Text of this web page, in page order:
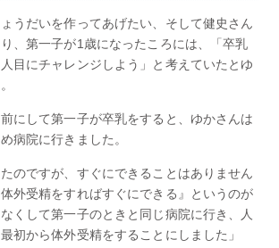
うだいを作ってあげたい、そして健史さん
、第一子が1歳になったころには、「卒乳
目にチャレンジしよう」と考えていたとゆ
にして第一子が卒乳をすると、ゆかさんは
病院に行きました。
たのですが、すぐにできることはありません
外受精をすればすぐにできる』というのが
くして第一子のときと同じ病院に行き、人
初から体外受精をすることにしました」